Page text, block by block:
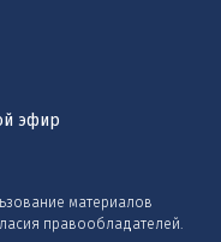
эфир
материалов
правообладателей.